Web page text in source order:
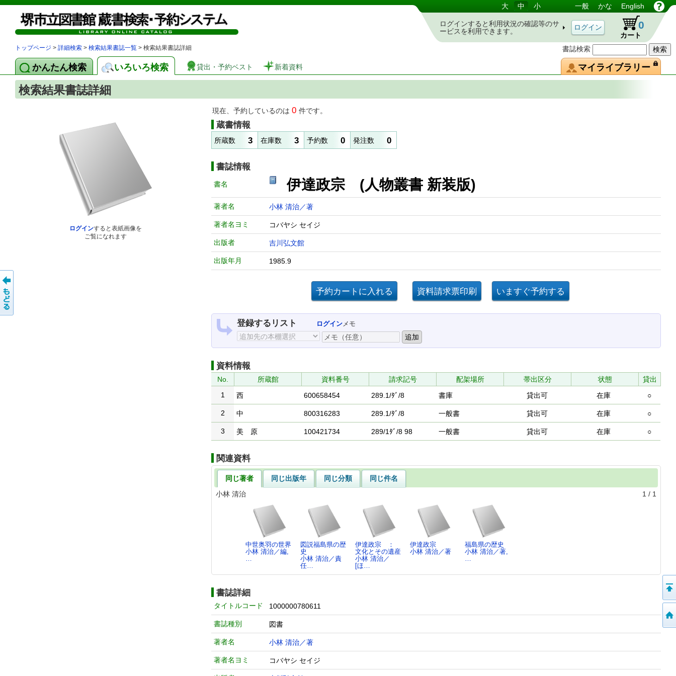
図書館 蔵書検索・予約システム
書誌検索
大 中 小 一般 かな English
ログインすると利用状況の確認等のサ
ービスを利用できます。
カート
0
トップページ > 詳細検索 > 検索結果書誌一覧 > 検索結果書誌詳細
かんたん検索 いろいろ検索 貸出・予約ベスト 新着資料 マイライブラリー
検索結果書誌詳細
ログインすると表紙画像を
ご覧になれます
現在、予約しているのは 0 件です。
蔵書情報
所蔵数 3 在庫数 3 予約数 0 発注数 0
書誌情報
書名 伊達政宗 (人物叢書 新装版)
著者名 小林 清治／著
著者名ヨミ コバヤシ セイジ
出版者 吉川弘文館
出版年月 1985.9
登録するリスト ログインメモ
資料情報
No. 所蔵館 資料番号 請求記号 配架場所 帯出区分 状態
貸出
1
西 600658454 289.1/ﾀﾞ/8 書庫 貸出可 在庫 ○
2 中 800316283 289.1/ﾀﾞ/8 一般書 貸出可 在庫 ○
3 美 原 100421734 289/1ﾀﾞ/8 98 一般書 貸出可 在庫 ○
関連資料
同じ著者 同じ出版年 同じ分類
同じ件名
小林 清治
1 / 1
中世奥羽の世界
小林 清治／編,
…
図説福島県の歴
史
小林 清治／責
任…
伊達政宗 ：
文化とその遺産
小林 清治／
[ほ…
伊達政宗
小林 清治／著
福島県の歴史
小林 清治／著,
…
書誌詳細
タイトルコード 1000000780611
書誌種別 図書
著者名 小林 清治／著
著者名ヨミ コバヤシ セイジ